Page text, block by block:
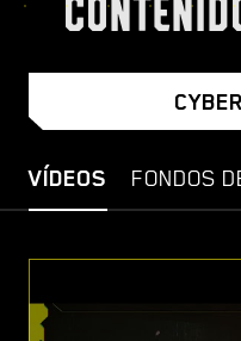
VÍDEOS FONDOS